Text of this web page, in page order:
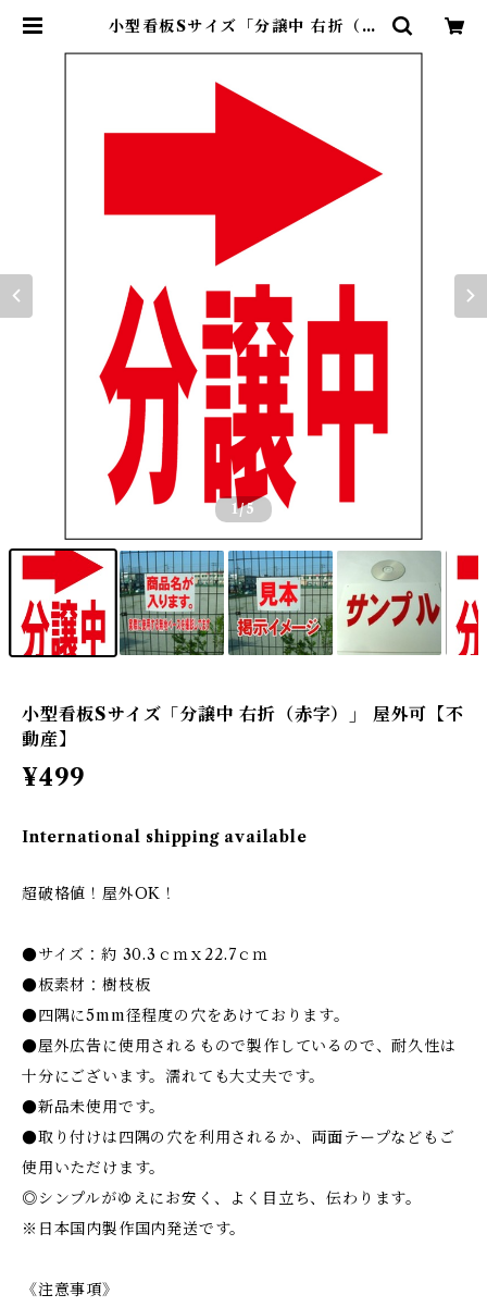
小型看板Sサイズ「分譲中 右折（赤
販売のシルキー・サイン
1/5
小型看板Sサイズ「分譲中 右折（赤字）」 屋外可【不
動産】
¥499
International shipping available
超破格値！屋外OK！
●サイズ：約 30.3ｃｍｘ22.7ｃｍ
●板素材：樹枝板
●四隅に5mm径程度の穴をあけております。
●屋外広告に使用されるもので製作しているので、耐久性は
十分にございます。濡れても大丈夫です。
●新品未使用です。
●取り付けは四隅の穴を利用されるか、両面テープなどもご
使用いただけます。
◎シンプルがゆえにお安く、よく目立ち、伝わります。
※日本国内製作国内発送です。
《注意事項》